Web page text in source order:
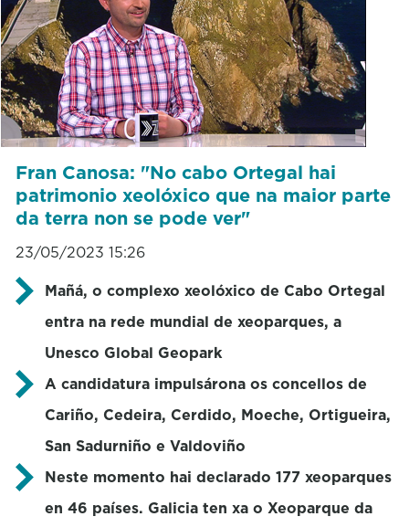
Fran Canosa: "No cabo Ortegal hai
patrimonio xeolóxico que na maior parte
da terra non se pode ver"
23/05/2023 15:26
Mañá, o complexo xeolóxico de Cabo Ortegal
entra na rede mundial de xeoparques, a
Unesco Global Geopark
A candidatura impulsárona os concellos de
Cariño, Cedeira, Cerdido, Moeche, Ortigueira,
San Sadurniño e Valdoviño
Neste momento hai declarado 177 xeoparques
en 46 países. Galicia ten xa o Xeoparque da